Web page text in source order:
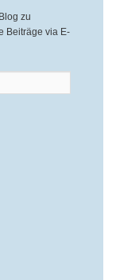
zu
Beiträge via E-